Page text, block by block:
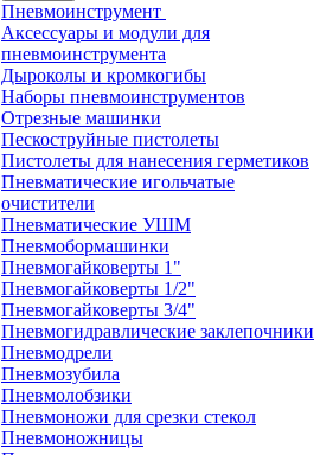
Пневмоинструмент
Аксессуары и модули для
пневмоинструмента
Дыроколы и кромкогибы
Наборы пневмоинструментов
Отрезные машинки
Пескоструйные пистолеты
Пистолеты для нанесения герметиков
Пневматические игольчатые
очистители
Пневматические УШМ
Пневмобормашинки
Пневмогайковерты 1"
Пневмогайковерты 1/2"
Пневмогайковерты 3/4"
Пневмогидравлические заклепочники
Пневмодрели
Пневмозубила
Пневмолобзики
Пневмоножи для срезки стекол
Пневмоножницы